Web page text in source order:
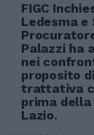
FIGC
Ledesma e
Palazzi ha
nei
proposito
trattativa
prima
Lazio.